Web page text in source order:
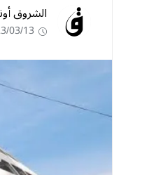
الشروق
03/13